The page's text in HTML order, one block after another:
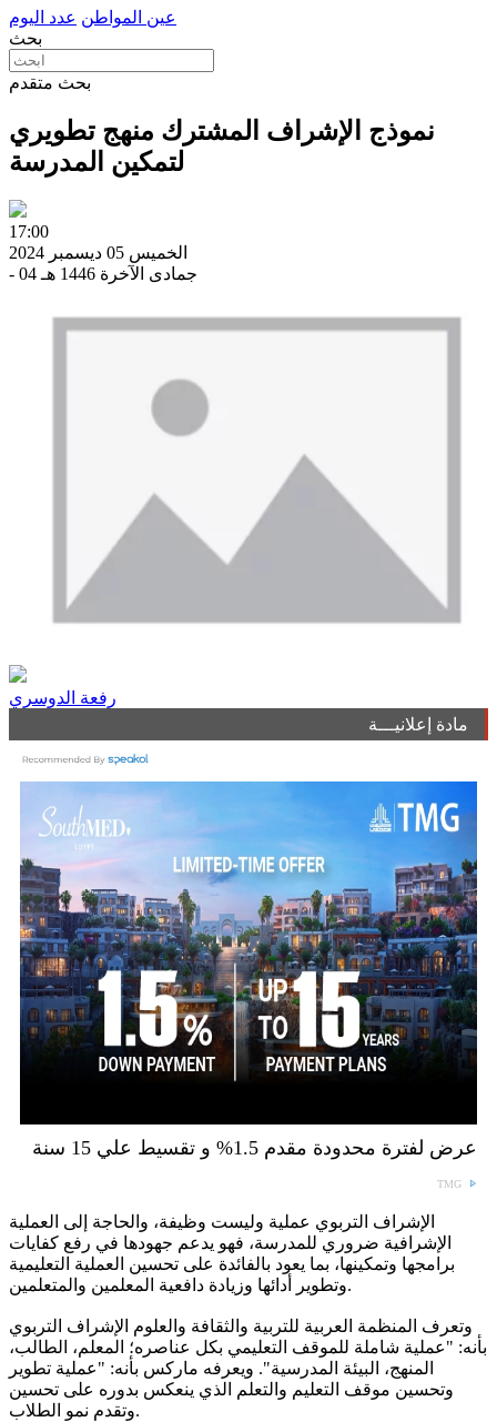
عين المواطن عدد اليوم
بحث
بحث متقدم
نموذج الإشراف المشترك منهج تطويري
لتمكين المدرسة
17:00
الخميس 05 ديسمبر 2024
- 04 جمادى الآخرة 1446 هـ
رفعة الدوسري
مادة إعلانيـــة
عرض لفترة محدودة مقدم 1.5% و تقسيط علي 15 سنة
TMG
الإشراف التربوي عملية وليست وظيفة، والحاجة إلى العملية
الإشرافية ضروري للمدرسة، فهو يدعم جهودها في رفع كفايات
برامجها وتمكينها، بما يعود بالفائدة على تحسين العملية التعليمية
وتطوير أدائها وزيادة دافعية المعلمين والمتعلمين.
وتعرف المنظمة العربية للتربية والثقافة والعلوم الإشراف التربوي
بأنه: "عملية شاملة للموقف التعليمي بكل عناصره؛ المعلم، الطالب،
المنهج، البيئة المدرسية". ويعرفه ماركس بأنه: "عملية تطوير
وتحسين موقف التعليم والتعلم الذي ينعكس بدوره على تحسين
وتقدم نمو الطلاب.